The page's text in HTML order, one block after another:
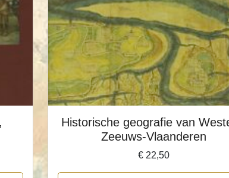
Historische geografie van
Zeeuws-Vlaanderen
€22,50